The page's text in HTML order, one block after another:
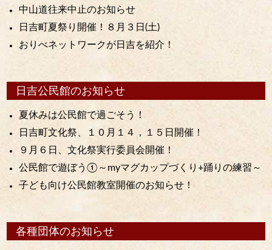
中山道往来中止のお知らせ
日吉町夏祭り開催！８月３日(土)
おりべネットワークが日吉を紹介！
日吉公民館のお知らせ
夏休みは公民館で過ごそう！
日吉町文化祭、１０月１４，１５日開催！
９月６日、文化祭実行委員会開催！
公民館で遊ぼう①～myマグカップづくり+踊りの練習～
子ども向け公民館教室開催のお知らせ！
各種団体のお知らせ